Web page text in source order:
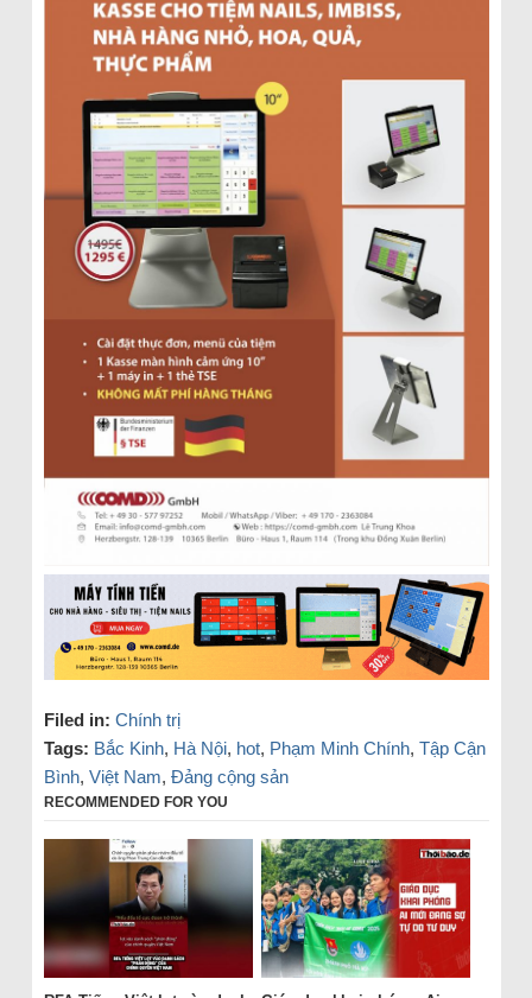
Filed in: Chính trị
Tags: Bắc Kinh, Hà Nội, hot, Phạm Minh Chính, Tập Cận
Bình, Việt Nam, Đảng cộng sản
RECOMMENDED FOR YOU